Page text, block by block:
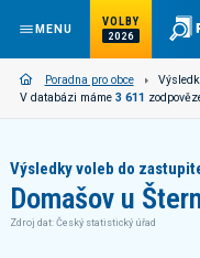
MENU
VOLBY
2026
Poradna pro obce
V databázi máme 3 611
Výsledky voleb do
Domašov u
Zdroj dat: Český statistický úřad